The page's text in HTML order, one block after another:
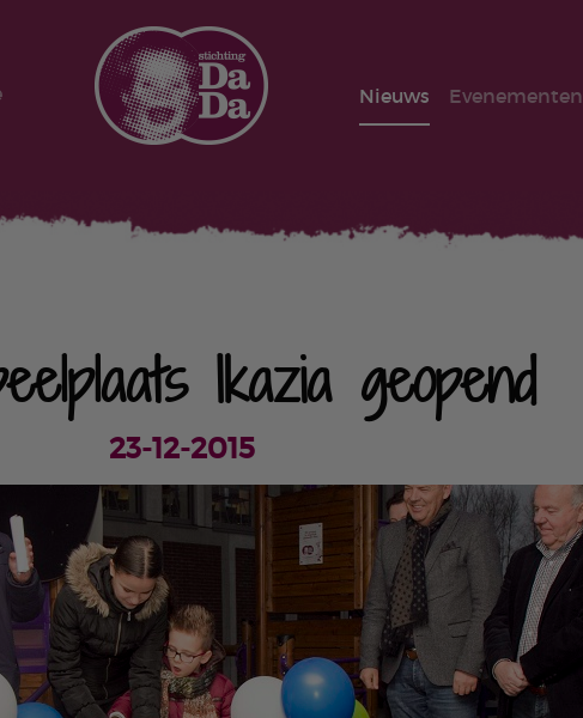
Nieuws Evenementen
Ikazia geopend
23-12-2015